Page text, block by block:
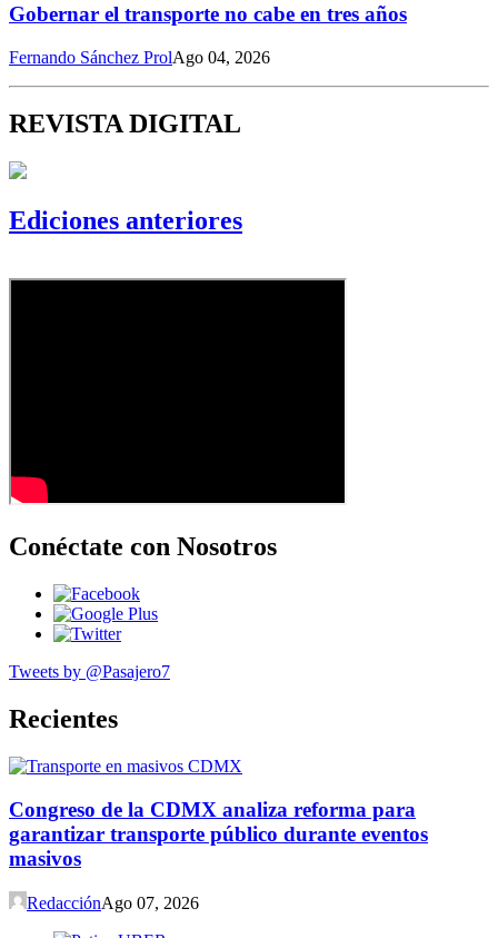
Gobernar el transporte no cabe en tres años
Fernando Sánchez ProlAgo 04, 2026
REVISTA DIGITAL
Ediciones anteriores
Conéctate con Nosotros
Tweets by @Pasajero7
Recientes
Congreso de la CDMX analiza reforma para
garantizar transporte público durante eventos
masivos
RedacciónAgo 07, 2026